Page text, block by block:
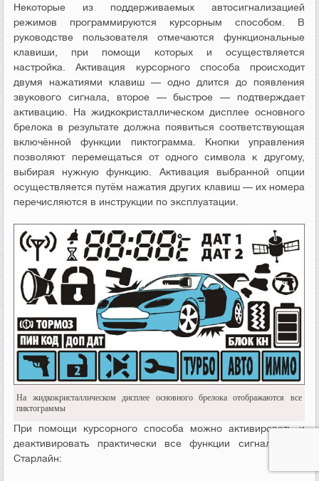
Некоторые из поддерживаемых автосигнализацией
режимов программируются курсорным способом. В
руководстве пользователя отмечаются функциональные
клавиши, при помощи которых и осуществляется
настройка. Активация курсорного способа происходит
двумя нажатиями клавиш — одно длится до появления
звукового сигнала, второе — быстрое — подтверждает
активацию. На жидкокристаллическом дисплее основного
брелока в результате должна появиться соответствующая
включённой функции пиктограмма. Кнопки управления
позволяют перемещаться от одного символа к другому,
выбирая нужную функцию. Активация выбранной опции
осуществляется путём нажатия других клавиш — их номера
перечисляются в инструкции по эксплуатации.
На жидкокристаллическом дисплее основного брелока отображаются все
пиктограммы
При помощи курсорного способа можно активировать и
деактивировать практически все функции сигнализации
Старлайн: